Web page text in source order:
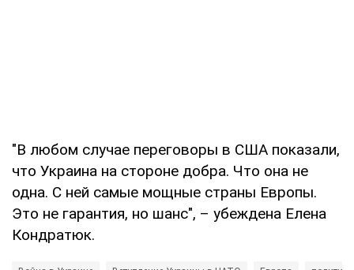
"В любом случае переговоры в США показали,
что Украина на стороне добра. Что она не
одна. С ней самые мощные страны Европы.
Это не гарантия, но шанс", – убеждена Елена
Кондратюк.